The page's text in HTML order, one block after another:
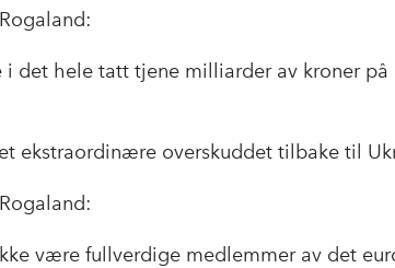
i det hele tatt tjene milliarder av kroner
ekstraordinære overskuddet tilbake til
være fullverdige medlemmer av det